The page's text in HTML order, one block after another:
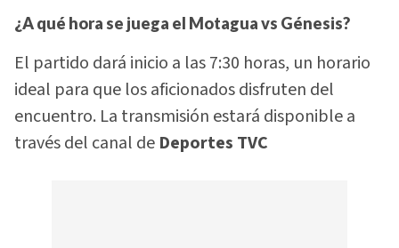
¿A qué hora se juega el Motagua vs Génesis?
El partido dará inicio a las 7:30 horas, un horario
ideal para que los aficionados disfruten del
encuentro. La transmisión estará disponible a
través del canal de Deportes TVC